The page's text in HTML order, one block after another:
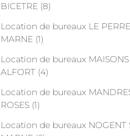
BICETRE (8)
Location de bureaux LE
MARNE (1)
Location de bureaux MAISONS
ALFORT (4)
Location de bureaux
ROSES (1)
Location de bureaux NOGENT